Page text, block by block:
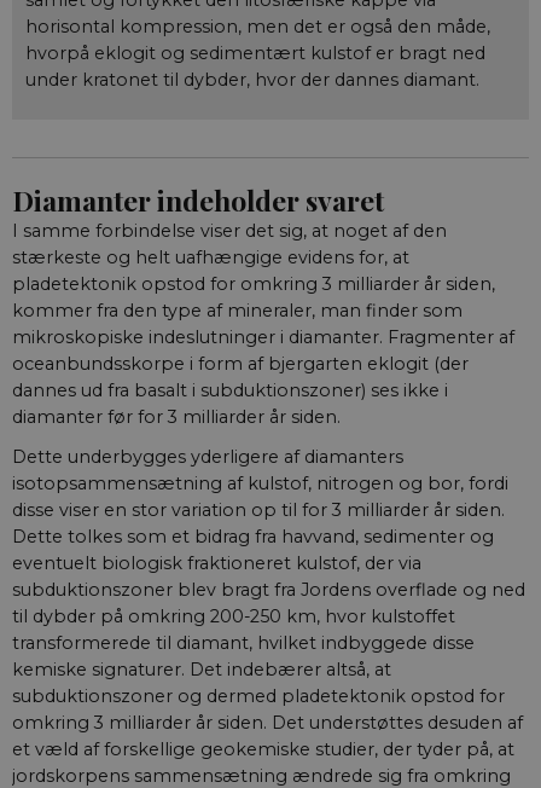
horisontal kompression, men det er også den måde,
hvorpå eklogit og sedimentært kulstof er bragt ned
under kratonet til dybder, hvor der dannes diamant.
Diamanter indeholder svaret
I samme forbindelse viser det sig, at noget af den
stærkeste og helt uafhængige evidens for, at
pladetektonik opstod for omkring 3 milliarder år siden,
kommer fra den type af mineraler, man finder som
mikroskopiske indeslutninger i diamanter. Fragmenter af
oceanbundsskorpe i form af bjergarten eklogit (der
dannes ud fra basalt i subduktionszoner) ses ikke i
diamanter før for 3 milliarder år siden.
Dette underbygges yderligere af diamanters
isotopsammensætning af kulstof, nitrogen og bor, fordi
disse viser en stor variation op til for 3 milliarder år siden.
Dette tolkes som et bidrag fra havvand, sedimenter og
eventuelt biologisk fraktioneret kulstof, der via
subduktionszoner blev bragt fra Jordens overflade og ned
til dybder på omkring 200-250 km, hvor kulstoffet
transformerede til diamant, hvilket indbyggede disse
kemiske signaturer. Det indebærer altså, at
subduktionszoner og dermed pladetektonik opstod for
omkring 3 milliarder år siden. Det understøttes desuden af
et væld af forskellige geokemiske studier, der tyder på, at
jordskorpens sammensætning ændrede sig fra omkring